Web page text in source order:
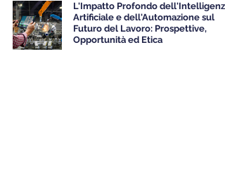
L'Impatto Profondo dell'Intelligenza
Artificiale e dell'Automazione sul
Futuro del Lavoro: Prospettive,
Opportunità ed Etica